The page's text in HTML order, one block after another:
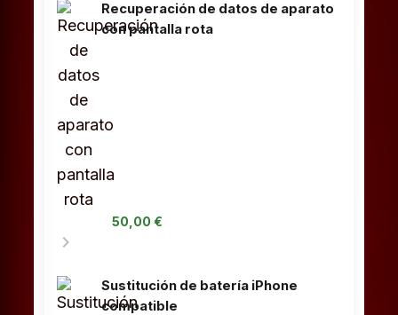
Recuperación de datos de aparato
con pantalla rota
50,00 €
chevron_right
Sustitución de batería iPhone
compatible